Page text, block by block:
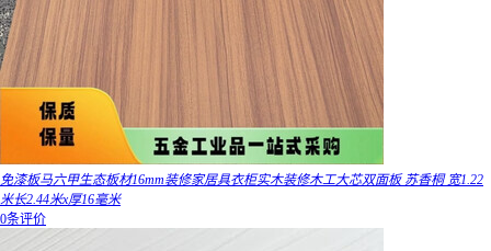
免漆板马六甲生态板材16mm装修家居具衣柜实木装修木工大芯双面板 苏香桐 宽1.22
米长2.44米x厚16毫米
0条评价